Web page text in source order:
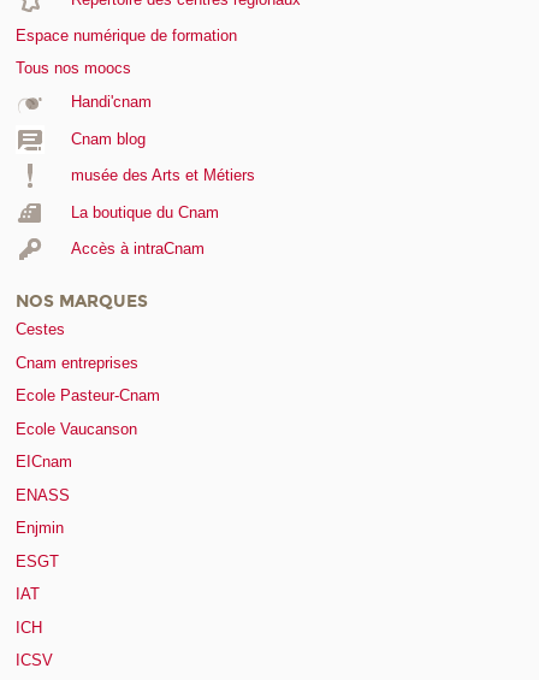
Espace numérique de formation
Tous nos moocs
Handi'cnam
Cnam blog
musée des Arts et Métiers
La boutique du Cnam
Accès à intraCnam
NOS MARQUES
Cestes
Cnam entreprises
Ecole Pasteur-Cnam
Ecole Vaucanson
EICnam
ENASS
Enjmin
ESGT
IAT
ICH
ICSV